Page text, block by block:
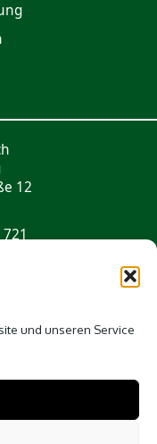
und unseren Service
12